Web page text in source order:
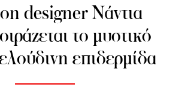
designer Νάντια
το μυστικό
επιδερμίδα